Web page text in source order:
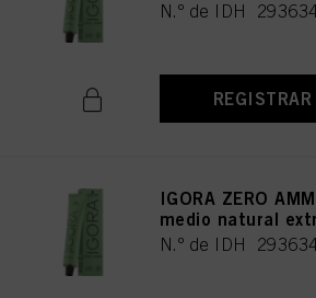
N.º de IDH
IGORA ZERO
medio natural
N.º de IDH